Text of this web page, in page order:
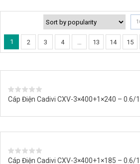
1 2 3 4 … 13 14 15
Cáp Điện Cadivi CXV-3×400+1×240 – 0.6/
Cáp Điện Cadivi CXV-3×400+1×185 – 0.6/